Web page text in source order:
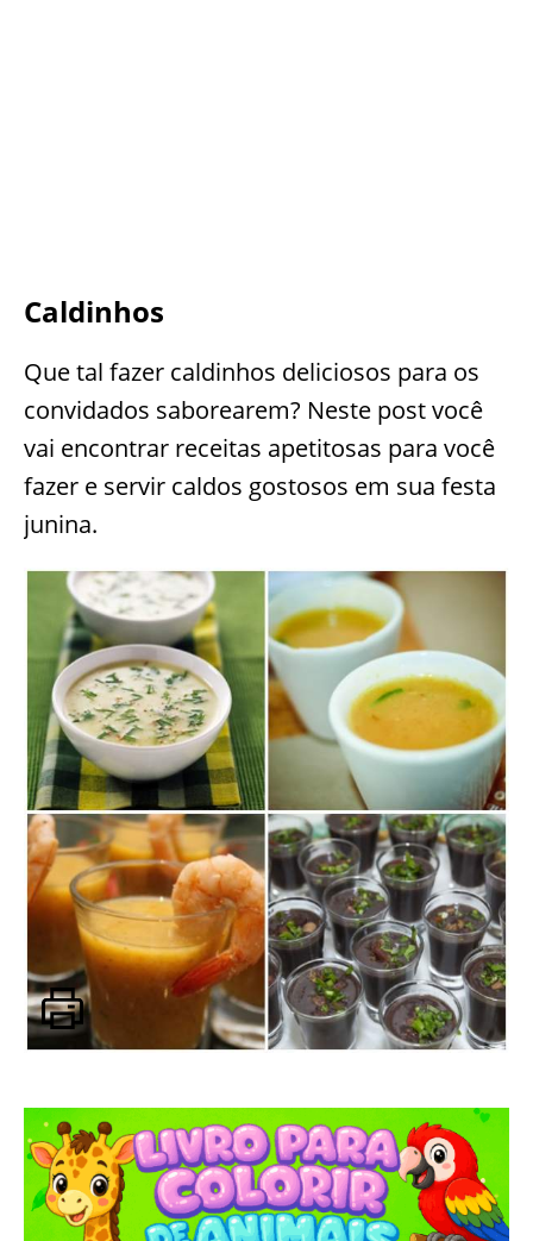
Caldinhos
Que tal fazer caldinhos deliciosos para os
convidados saborearem? Neste post você
vai encontrar receitas apetitosas para você
fazer e servir caldos gostosos em sua festa
junina.